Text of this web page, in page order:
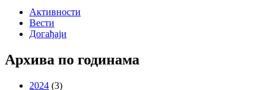
Активности
Вести
Догађаји
Архива по годинама
2024 (3)